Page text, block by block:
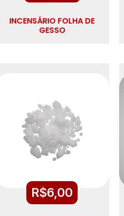
INCENSÁRIO FOLHA DE
GESSO
R$6,00